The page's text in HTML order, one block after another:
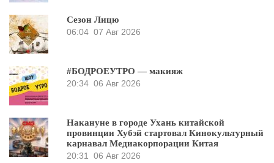
Сезон Лицю
06:04 07 Авг 2026
#БОДРОЕУТРО — макияж
20:34 06 Авг 2026
Накануне в городе Ухань китайской
провинции Хубэй стартовал Кинокультурный
карнавал Медиакорпорации Китая
20:31 06 Авг 2026